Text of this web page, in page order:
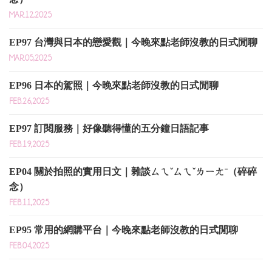
MAR.12,2025
EP97 台灣與日本的戀愛觀｜今晚來點老師沒教的日式閒聊
MAR.05,2025
EP96 日本的駕照｜今晚來點老師沒教的日式閒聊
FEB.26,2025
EP97 訂閱服務｜好像聽得懂的五分鐘日語記事
FEB.19,2025
EP04 關於拍照的實用日文｜雜談ㄙㄟˇㄙㄟˇㄌㄧㄤˉ（碎碎
念）
FEB.11,2025
EP95 常用的網購平台｜今晚來點老師沒教的日式閒聊
FEB.04,2025